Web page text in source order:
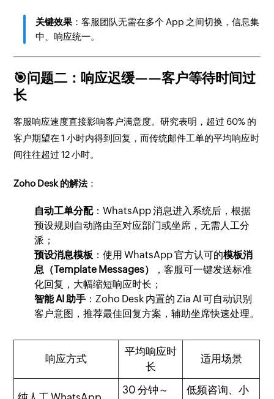
关键效果 ：客服团队无需在多个 App 之间切换，信息集
中、响应统一。
🎯问题二：响应迟缓——客户等待时间过
长
客服响应速度直接影响客户满意度。研究表明，超过 60% 的
客户期望在 1 小时内得到回复，而传统邮件工单的平均响应时
间往往超过 12 小时。
Zoho Desk 的解法：
自动工单分配：WhatsApp 消息进入系统后，根据
预设规则自动路由至对应部门或坐席，无需人工分
派；
预设消息模板 ：使用 WhatsApp 官方认可的模板消
息（Template Messages）
，客服可一键发送标准
化回复，大幅缩短响应时长；
智能 AI 助手 ：Zoho Desk 内置的 Zia AI 可自动识别
客户意图，推荐最佳回复方案，辅助坐席快速处理。
响应方式
平均响应时
长
适用场景
30 分钟～
低频咨询、小